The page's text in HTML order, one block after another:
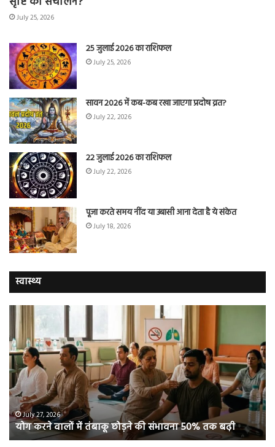
July 25, 2026
25 जुलाई 2026 का राशिफल
July 25, 2026
सावन 2026 में कब-कब रखा जाएगा प्रदोष व्रत?
July 22, 2026
22 जुलाई 2026 का राशिफल
July 22, 2026
पूजा करते समय नींद या उबासी आना देता है ये संकेत
July 18, 2026
स्वास्थ्य
करने
वालों
में
तंबाकू
छोड़ने
की
संभावना
50%
तक
बढ़ी
July 27, 2026
योग करने वालों में तंबाकू छोड़ने की संभावना 50% तक बढ़ी
को
रहे
थे
‘ब्रेन
वह